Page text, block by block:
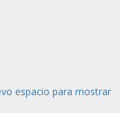
espacio para mostrar